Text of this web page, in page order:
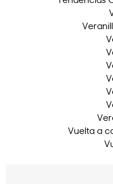
Vuelta a